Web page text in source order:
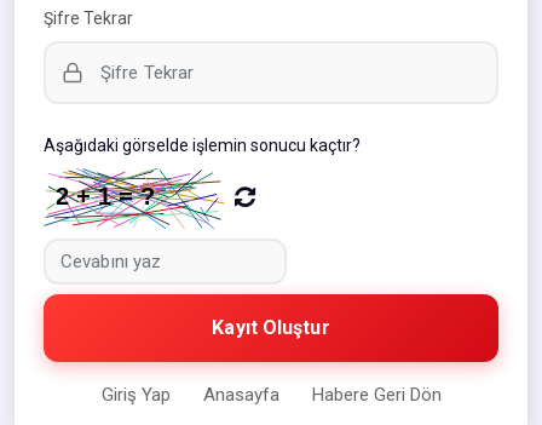
Şifre Tekrar
Aşağıdaki görselde işlemin sonucu kaçtır?
Kayıt Oluştur
Giriş Yap Anasayfa Habere Geri Dön